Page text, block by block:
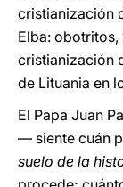
cristianización
Elba: obotritos,
cristianización
de Lituania en
El Papa Juan
— siente cuán
suelo de la